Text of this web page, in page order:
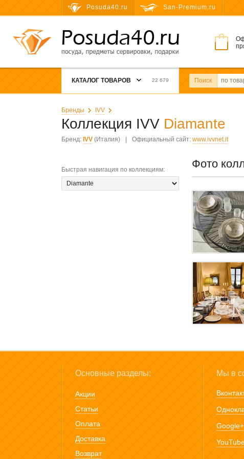
Posuda40.ru San-Premium.ru
КАТАЛОГ ТОВАРОВ 22 679 Поиск
Бренды IVV
Коллекция IVV Diamante
Бренд: IVV (Италия) Официальный сайт: www.ivvnet.it
Быстрая навигация по коллекциям: Фото
Основные разделы:
Акции
Статьи
Оплата
Доставка
Возврат
Мы в
Google+